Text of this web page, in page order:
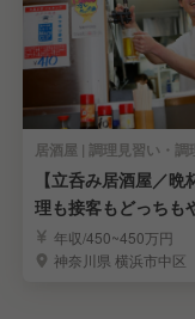
居酒屋 | 調理見習い・調
【立呑み居酒屋／晩
理も接客もどっちも
い！」が叶う職場◎
年収/450~450万円
神奈川県 横浜市中区